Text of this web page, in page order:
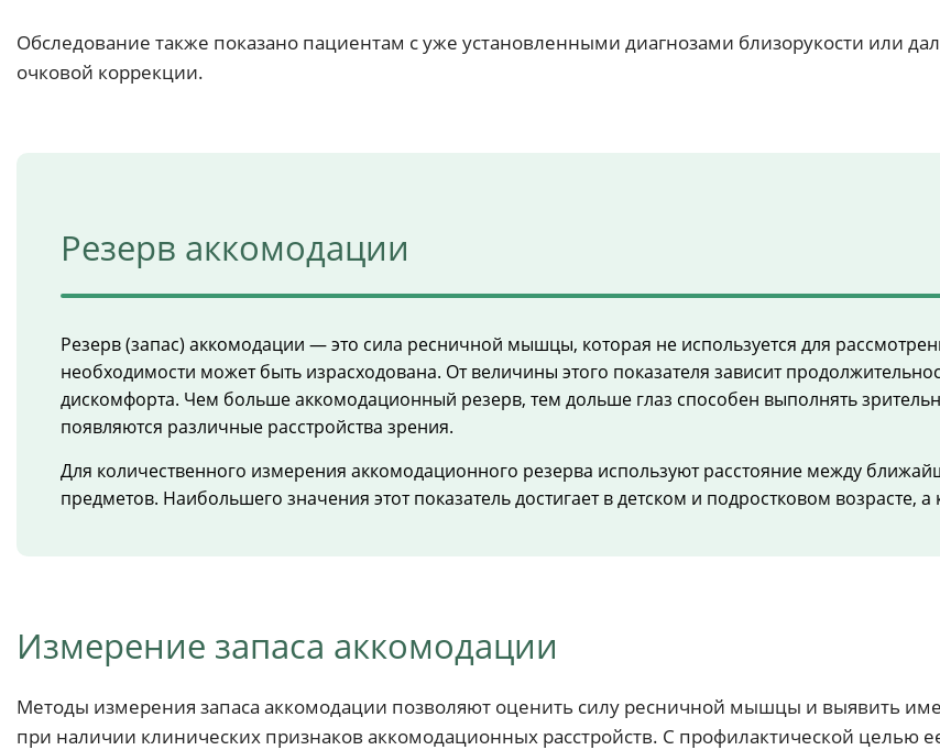
Обследование также показано пациентам с уже установленными диагнозами близорукости или
очковой коррекции.
Резерв аккомодации
Резерв (запас) аккомодации — это сила ресничной мышцы, которая не используется для
необходимости может быть израсходована. От величины этого показателя зависит
дискомфорта. Чем больше аккомодационный резерв, тем дольше глаз способен выполнять
появляются различные расстройства зрения.
Для количественного измерения аккомодационного резерва используют расстояние между
предметов. Наибольшего значения этот показатель достигает в детском и подростковом возрасте,
Измерение запаса аккомодации
Методы измерения запаса аккомодации позволяют оценить силу ресничной мышцы и выявить
при наличии клинических признаков аккомодационных расстройств. С профилактической целью